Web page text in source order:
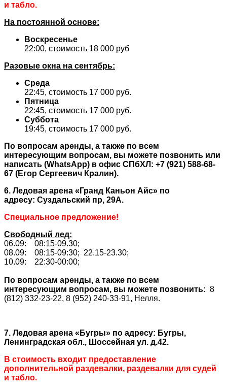
и табло.
На постоянной основе:
Воскресенье
22:00, стоимость 18 000 руб
Разовые окна на сентябрь:
Среда
22:45, стоимость 17 000 руб.
Пятница
22:45, стоимость 17 000 руб.
Суббота
19:45, стоимость 17 000 руб.
По вопросам аренды, а также по всем
интересующим вопросам, вы можете позвонить или
написать (WhatsApp) в офис СПбХЛ: +7 (921) 588-68-
67 (Егор Сергеевич Кралин).
6. Ледовая арена «Гранд Каньон Айс» по
адресу: Суздальский пр, 29А.
Специальное предложение!
Свободный лед:
06.09: 08:15-09.30;
08.09: 08:15-09:30; 22.15-23.30;
10.09: 22:30-00:00;
По вопросам аренды, а также по всем
интересующим вопросам, вы можете позвонить: 8
(812) 332-23-22, 8 (952) 240-33-91, Нелля.
7. Ледовая арена «Бугры» по адресу: Бугры,
Ленинградская обл., Шоссейная ул. д.42.
В стоимость входит предоставление
дополнительной раздевалки, раздевалки для судей
и табло.